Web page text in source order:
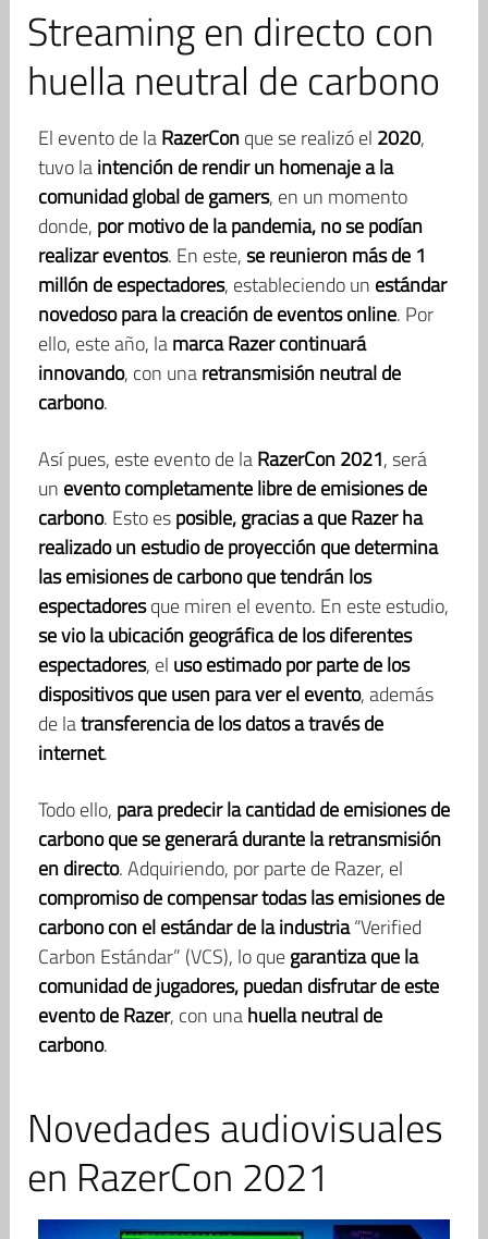
Streaming en directo con
huella neutral de carbono
El evento de laRazerConque se realizó el 2020,
tuvo laintención de rendir un homenaje a la
comunidad global de gamers, en un momento
donde, por motivo de la pandemia, no se podían
realizar eventos. En este,se reunieron más de 1
millón de espectadores, estableciendo un estándar
novedoso para la creación de eventos online. Por
ello, este año, lamarca Razer continuará
innovando, con unaretransmisión neutral de
carbono.
Así pues, este evento de laRazerCon 2021, será
un evento completamente libre de emisiones de
carbono. Esto esposible, gracias a que Razer ha
realizado un estudio de proyección que determina
las emisiones de carbono que tendrán los
espectadoresque miren el evento. En este estudio,
se vio la ubicación geográfica de los diferentes
espectadores, el uso estimado por parte de los
dispositivos que usen para ver el evento, además
de latransferencia de los datos a través de
internet.
Todo ello, para predecir la cantidad de emisiones de
carbono que se generará durante la retransmisión
en directo. Adquiriendo, por parte de Razer, el
compromiso de compensar todas las emisiones de
carbono con el estándar de la industria“Verified
Carbon Estándar” (VCS), lo quegarantiza que la
comunidad de jugadores, puedan disfrutar de este
evento de Razer, con unahuella neutral de
carbono.
Novedades audiovisuales
en RazerCon 2021